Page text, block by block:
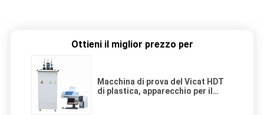
Ottieni il miglior prezzo per
Macchina di prova del Vicat HDT
di plastica, apparecchio per il